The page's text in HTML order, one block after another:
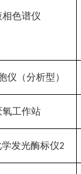
相色谱仪
仪（分析型）
氧工作站
发光酶标仪2